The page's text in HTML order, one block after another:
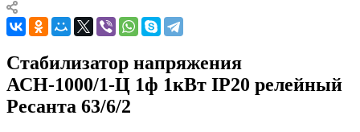
Стабилизатор напряжения
АСН-1000/1-Ц 1ф 1кВт IP20 релейный
Ресанта 63/6/2